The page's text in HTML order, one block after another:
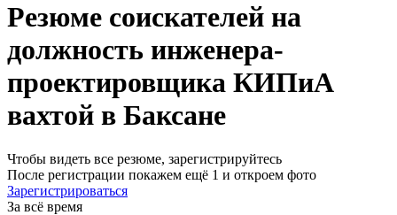
Резюме соискателей на
должность инженера-
проектировщика КИПиА
вахтой в Баксане
Чтобы видеть все резюме, зарегистрируйтесь
После регистрации покажем ещё 1 и откроем фото
Зарегистрироваться
За всё время